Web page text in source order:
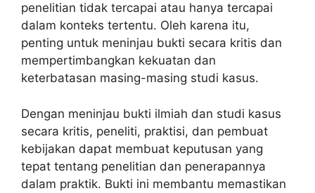
penelitian tidak tercapai atau hanya tercapai
dalam konteks tertentu. Oleh karena itu,
penting untuk meninjau bukti secara kritis dan
mempertimbangkan kekuatan dan
keterbatasan masing-masing studi kasus.
Dengan meninjau bukti ilmiah dan studi kasus
secara kritis, peneliti, praktisi, dan pembuat
kebijakan dapat membuat keputusan yang
tepat tentang penelitian dan penerapannya
dalam praktik. Bukti ini membantu memastikan